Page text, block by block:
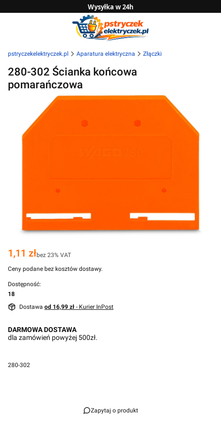
Wysyłka w 24h
Zwrot do 14 dni
Sprawdź naszą ofertę B2B
pstryczekelektryczek.pl Aparatura elektryczna Złączki
280-302 Ścianka końcowa
pomarańczowa
Cena
1,11 złbez 23% VAT
Ceny podane bez kosztów dostawy.
Dostępność:
18
Dostawa od 16,99 zł - Kurier InPost
DARMOWA DOSTAWA
dla zamówień powyżej 500zł.
280-302
Zapytaj o produkt